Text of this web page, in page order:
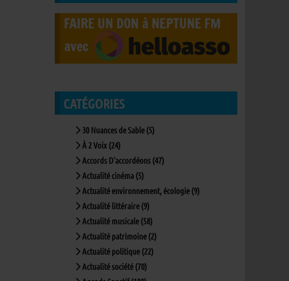
CATÉGORIES
30 Nuances de Sable (5)
À 2 Voix (24)
Accords D'accordéons (47)
Actualité cinéma (5)
Actualité environnement, écologie (9)
Actualité littéraire (9)
Actualité musicale (58)
Actualité patrimoine (2)
Actualité politique (22)
Actualité société (70)